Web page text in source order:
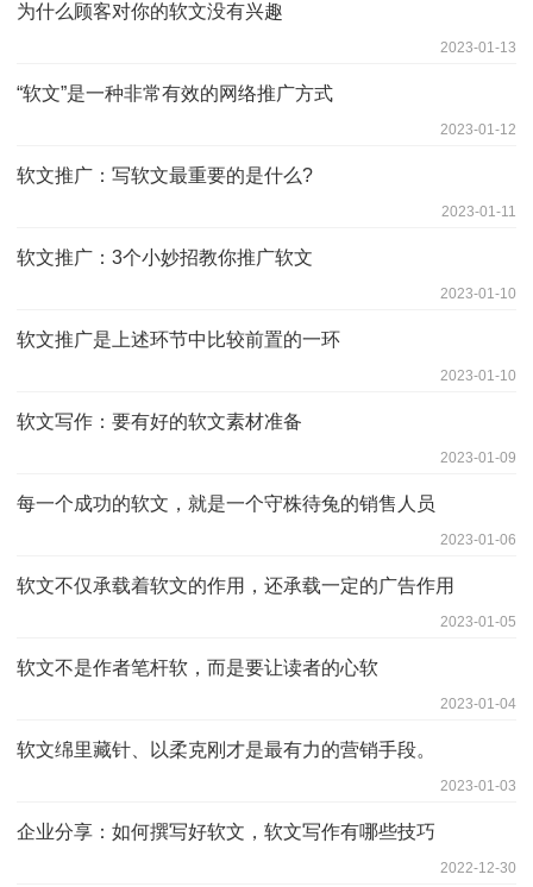
为什么顾客对你的软文没有兴趣
2023-01-13
“软文”是一种非常有效的网络推广方式
2023-01-12
软文推广：写软文最重要的是什么?
2023-01-11
软文推广：3个小妙招教你推广软文
2023-01-10
软文推广是上述环节中比较前置的一环
2023-01-10
软文写作：要有好的软文素材准备
2023-01-09
每一个成功的软文，就是一个守株待兔的销售人员
2023-01-06
软文不仅承载着软文的作用，还承载一定的广告作用
2023-01-05
软文不是作者笔杆软，而是要让读者的心软
2023-01-04
软文绵里藏针、以柔克刚才是最有力的营销手段。
2023-01-03
企业分享：如何撰写好软文，软文写作有哪些技巧
2022-12-30